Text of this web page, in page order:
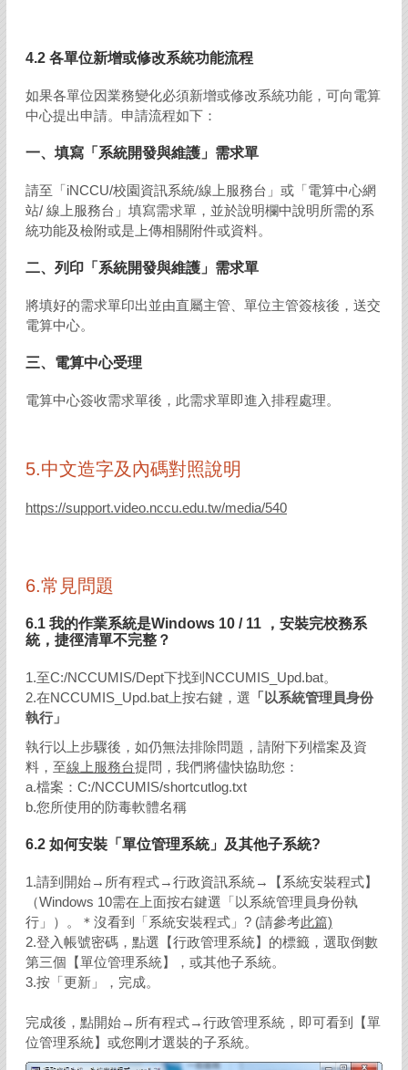
4.2 各單位新增或修改系統功能流程
如果各單位因業務變化必須新增或修改系統功能，可向電算
中心提出申請。申請流程如下：
一、填寫「系統開發與維護」需求單
請至「iNCCU/校園資訊系統/線上服務台」或「電算中心網
站/ 線上服務台」填寫需求單，並於說明欄中說明所需的系
統功能及檢附或是上傳相關附件或資料。
二、列印「系統開發與維護」需求單
將填好的需求單印出並由直屬主管、單位主管簽核後，送交
電算中心。
三、電算中心受理
電算中心簽收需求單後，此需求單即進入排程處理。
5.中文造字及內碼對照說明
https://support.video.nccu.edu.tw/media/540
6.常見問題
6.1 我的作業系統是Windows 10 / 11 ，安裝完校務系
統，捷徑清單不完整？
1.至C:/NCCUMIS/Dept下找到NCCUMIS_Upd.bat。
2.在NCCUMIS_Upd.bat上按右鍵，選 「以系統管理員身份
執行」
執行以上步驟後，如仍無法排除問題，請附下列檔案及資
料，至線上服務台提問，我們將儘快協助您：
a.檔案：C:/NCCUMIS/shortcutlog.txt
b.您所使用的防毒軟體名稱
6.2 如何安裝「單位管理系統」及其他子系統?
1.請到開始→所有程式→行政資訊系統→【系統安裝程式】
（Windows 10需在上面按右鍵選「以系統管理員身份執
行」）。＊沒看到「系統安裝程式」? (請參考此篇)
2.登入帳號密碼，點選【行政管理系統】的標籤，選取倒數
第三個【單位管理系統】，或其他子系統。
3.按「更新」，完成。
完成後，點開始→所有程式→行政管理系統，即可看到【單
位管理系統】或您剛才選裝的子系統。